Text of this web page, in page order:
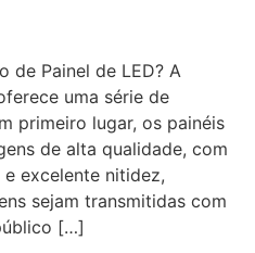
de Painel de LED? A
uma série de
primeiro lugar, os painéis
de alta qualidade, com
excelente nitidez,
sejam transmitidas com
[…]